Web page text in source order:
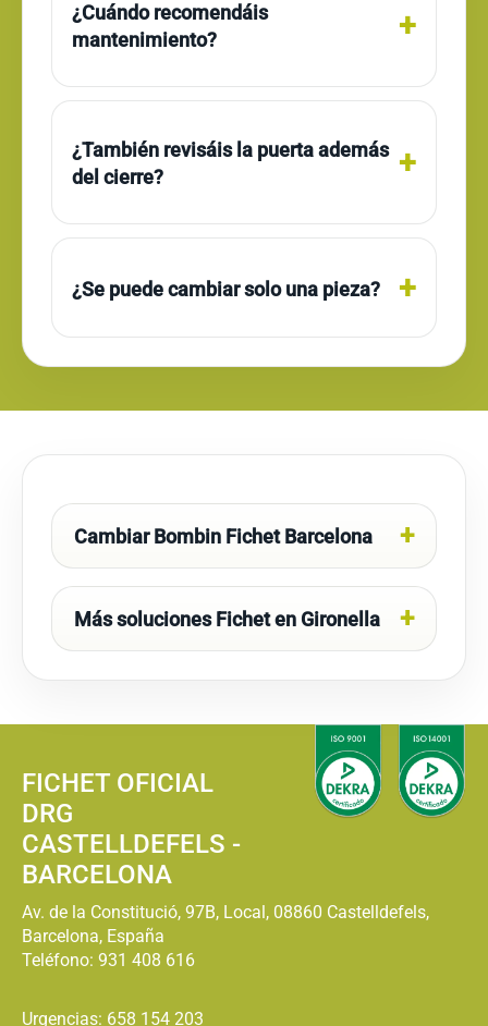
¿Cuándo recomendáis
mantenimiento?
¿También revisáis la puerta además
del cierre?
¿Se puede cambiar solo una pieza?
Cambiar Bombin Fichet Barcelona
Más soluciones Fichet en Gironella
FICHET OFICIAL
DRG
CASTELLDEFELS -
BARCELONA
Av. de la Constitució, 97B, Local, 08860 Castelldefels,
Barcelona, España
Teléfono: 931 408 616
Urgencias: 658 154 203